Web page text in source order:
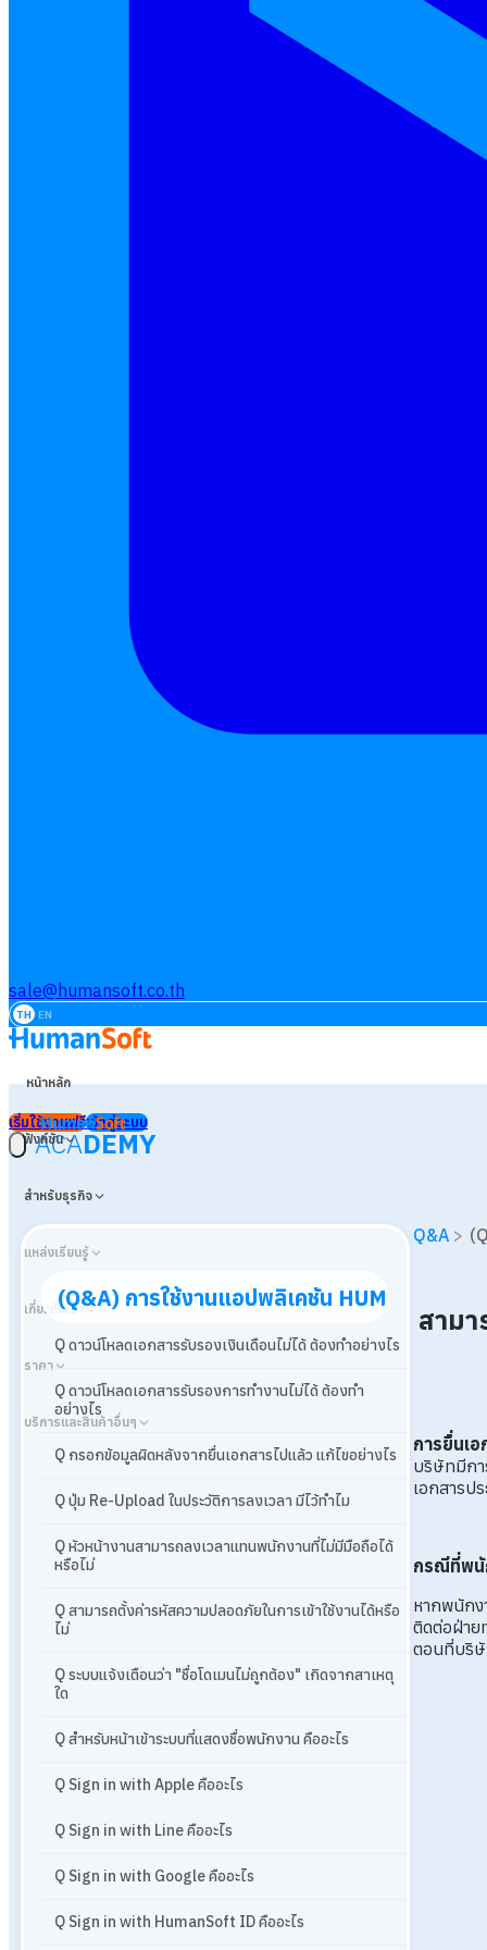
sale@humansoft.co.th
TH EN
หน้าหลัก
ฟังก์ชัน
สำหรับธุรกิจ
แหล่งเรียนรู้
เกี่ยวกับเรา
ราคา
บริการและสินค้าอื่นๆ
เริ่มใช้งานฟรีเข้าสู่ระบบ
ACADEMY
(Q&A) การใช้งานแอปพลิเคชัน HUMANSOFT
Q ดาวน์โหลดเอกสารรับรองเงินเดือนไม่ได้ ต้องทำอย่างไร
Q ดาวน์โหลดเอกสารรับรองการทำงานไม่ได้ ต้องทำ
อย่างไร
Q กรอกข้อมูลผิดหลังจากยื่นเอกสารไปแล้ว แก้ไขอย่างไร
Q ปุ่ม Re-Upload ในประวัติการลงเวลา มีไว้ทำไม
Q หัวหน้างานสามารถลงเวลาแทนพนักงานที่ไม่มีมือถือได้
หรือไม่
Q สามารถตั้งค่ารหัสความปลอดภัยในการเข้าใช้งานได้หรือ
ไม่
Q ระบบแจ้งเตือนว่า "ชื่อโดเมนไม่ถูกต้อง" เกิดจากสาเหตุ
ใด
Q สำหรับหน้าเข้าระบบที่แสดงชื่อพนักงาน คืออะไร
Q Sign in with Apple คืออะไร
Q Sign in with Line คืออะไร
Q Sign in with Google คืออะไร
Q Sign in with HumanSoft ID คืออะไร
Q&A >
สามา
การยื่นเ
บริษัทมีกา
เอกสารป
กรณีที่พนั
หากพนักง
ติดต่อฝ่าย
ตอนที่บริ